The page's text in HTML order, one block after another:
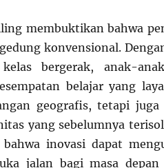
membuktikan bahwa
konvensional.
kelas bergerak, anak-
belajar yang
geografis, tetapi
yang sebelumnya
inovasi dapat
jalan bagi masa